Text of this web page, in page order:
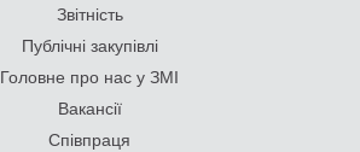
Звітність
Публічні закупівлі
Головне про нас у ЗМІ
Вакансії
Співпраця